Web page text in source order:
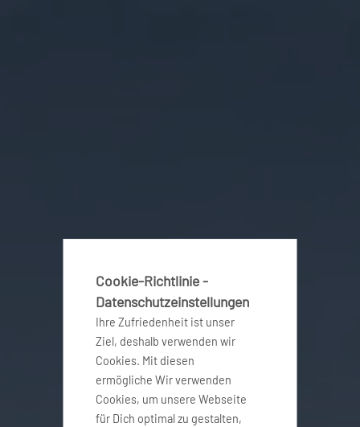
Cookie-Richtlinie -
Datenschutzeinstellungen
Ihre Zufriedenheit ist unser
Ziel, deshalb verwenden wir
Cookies. Mit diesen
ermögliche Wir verwenden
Cookies, um unsere Webseite
für Dich optimal zu gestalten,